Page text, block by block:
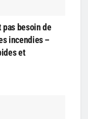
pas besoin de
incendies –
et